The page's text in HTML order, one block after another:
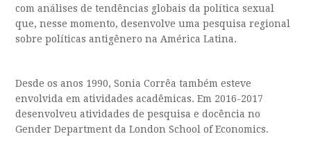
com análises de tendências globais da política sexual
que, nesse momento, desenvolve uma pesquisa regional
sobre políticas antigênero na América Latina.
Desde os anos 1990, Sonia Corrêa também esteve
envolvida em atividades acadêmicas. Em 2016-2017
desenvolveu atividades de pesquisa e docência no
Gender Department da London School of Economics.